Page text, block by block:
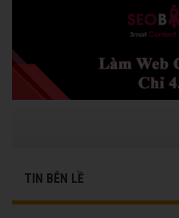
TIN BÊN LỀ